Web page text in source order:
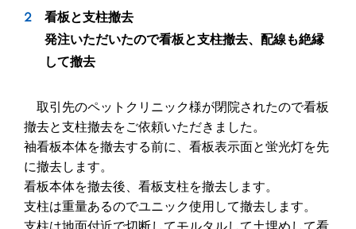
看板と支柱撤去
発注いただいたので看板と支柱撤去、配線も絶縁
して撤去
取引先のペットクリニック様が閉院されたので看板
撤去と支柱撤去をご依頼いただきました。
袖看板本体を撤去する前に、看板表示面と蛍光灯を先
に撤去します。
看板本体を撤去後、看板支柱を撤去します。
支柱は重量あるのでユニック使用して撤去します。
支柱は地面付近で切断してモルタルして土埋めして看